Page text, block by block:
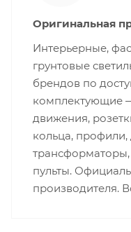
Оригинальная
Интерьерные,
грунтовые
брендов по
комплектующие
движения,
кольца,
пульты.
производителя.